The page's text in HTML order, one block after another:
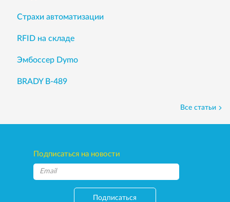
Страхи автоматизации
RFID на складе
Эмбоссер Dymo
BRADY B-489
Все статьи
Подписаться на новости
Подписаться